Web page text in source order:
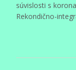
súvislosti s
Rekondično-